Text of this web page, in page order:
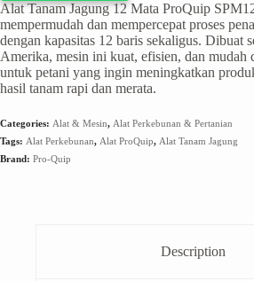
Alat Tanam Jagung 12 Mata ProQuip
mempermudah dan mempercepat proses
dengan kapasitas 12 baris sekaligus. Dibuat
Amerika, mesin ini kuat, efisien, dan mudah
untuk petani yang ingin meningkatkan
hasil tanam rapi dan merata.
Categories: Alat & Mesin, Alat Perkebunan & Pertanian
Tags: Alat Perkebunan, Alat ProQuip, Alat Tanam Jagung
Brand: Pro-Quip
Description